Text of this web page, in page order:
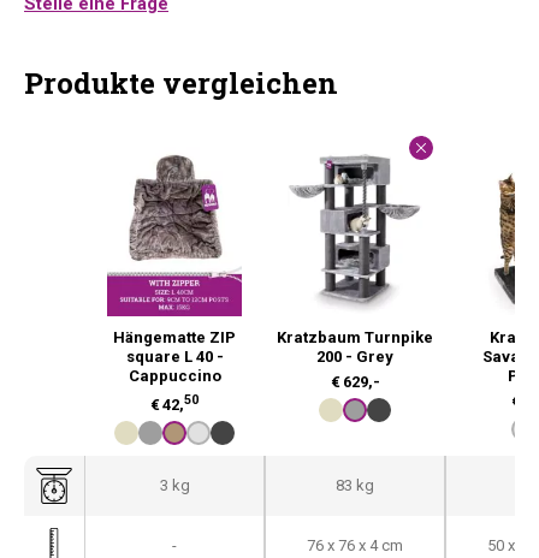
Stelle eine Frage
Produkte vergleichen
Hängematte ZIP
square L 40 -
Cappuccino
€42,50
Kratzbaum Turnpike
200 - Grey
€ 629,-
€
3 kg 83 kg
- 76 x 76 x 4 cm 50 x